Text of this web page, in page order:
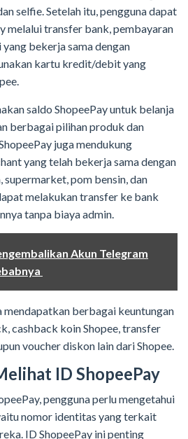
selfie. Setelah itu, pengguna dapat
melalui transfer bank, pembayaran
bekerja sama dengan
kartu kredit/debit yang
saldo ShopeePay untuk belanja
berbagai pilihan produk dan
juga mendukung
yang telah bekerja sama dengan
supermarket, pom bensin, dan
melakukan transfer ke bank
tanpa biaya admin.
Akun Telegram
mendapatkan berbagai keuntungan
cashback koin Shopee, transfer
voucher diskon lain dari Shopee.
ID ShopeePay
pengguna perlu mengetahui
nomor identitas yang terkait
ID ShopeePay ini penting